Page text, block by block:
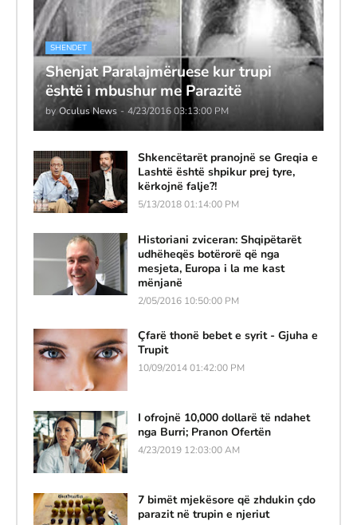
SHENDET
Shenjat Paralajmëruese kur trupi
është i mbushur me Parazitë
by Oculus News - 4/23/2016 03:13:00 PM
Shkencëtarët pranojnë se Greqia e
Lashtë është shpikur prej tyre,
kërkojnë falje?!
5/13/2018 01:14:00 PM
Historiani zviceran: Shqipëtarët
udhëheqës botërorë që nga
mesjeta, Europa i la me kast
mënjanë
2/05/2016 10:50:00 PM
Çfarë thonë bebet e syrit - Gjuha e
Trupit
10/09/2014 01:42:00 PM
I ofrojnë 10,000 dollarë të ndahet
nga Burri; Pranon Ofertën
4/23/2019 12:03:00 AM
7 bimët mjekësore që zhdukin çdo
parazit në trupin e njeriut